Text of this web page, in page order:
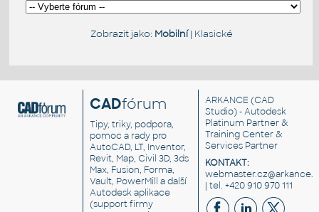
Zobrazit jako: Mobilní| Klasické
CADfórum
Tipy, triky, podpora,
pomoc a rady pro
AutoCAD, LT, Inventor,
Revit, Map, Civil 3D, 3ds
Max, Fusion, Forma,
Vault, PowerMill a další
Autodesk aplikace
(support firmy
ARKANCE (CAD
Studio) - Autodesk
Platinum Partner &
Training Center &
Services Partner
KONTAKT:
| tel. +420 910 970 111